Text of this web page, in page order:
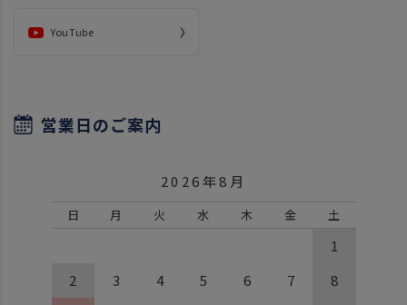
YouTube
営業日のご案内
2026年8月
日 月 火 水 木 金 土
1
2
3 4 5 6 7
8